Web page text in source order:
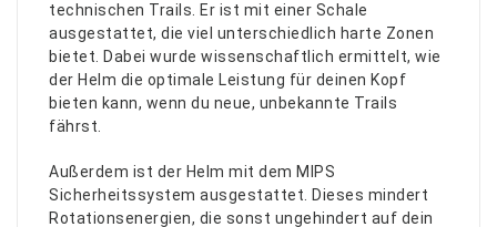
technischen Trails. Er ist mit einer Schale
ausgestattet, die viel unterschiedlich harte Zonen
bietet. Dabei wurde wissenschaftlich ermittelt, wie
der Helm die optimale Leistung für deinen Kopf
bieten kann, wenn du neue, unbekannte Trails
fährst.
Außerdem ist der Helm mit dem MIPS
Sicherheitssystem ausgestattet. Dieses mindert
Rotationsenergien, die sonst ungehindert auf dein